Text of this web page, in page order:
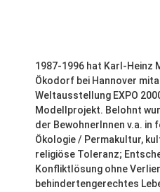
1987-1996 hat Karl-Heinz
Ökodorf bei Hannover
Weltausstellung EXPO
Modellprojekt. Belohnt
der BewohnerInnen v.a. in
Ökologie / Permakultur,
religiöse Toleranz;
Konfliktlösung ohne
behindertengerechtes